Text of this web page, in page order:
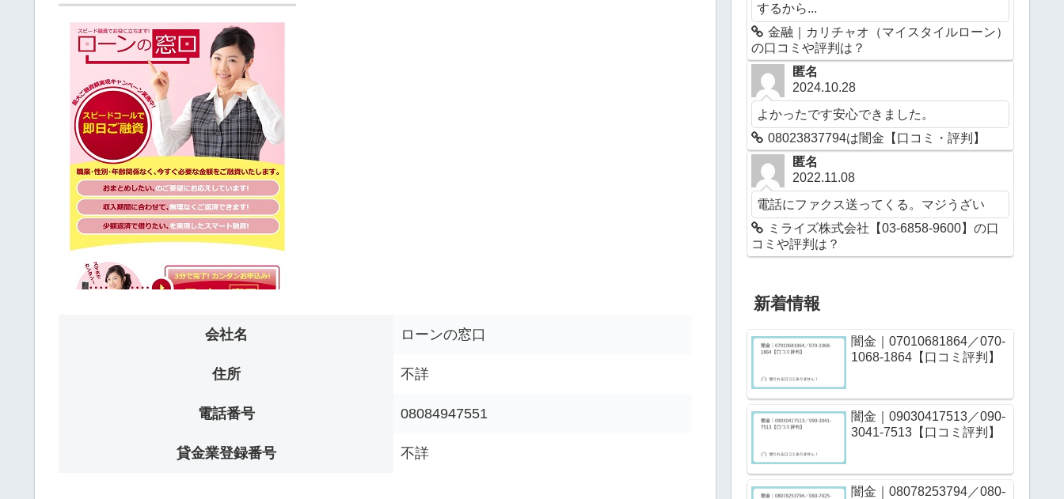
会社名 ローンの窓口
住所 不詳
電話番号 08084947551
貸金業登録番号 不詳
するから...
金融｜カリチャオ（マイスタイルローン）
の口コミや評判は？
匿名
2024.10.28
よかったです安心できました。
08023837794は闇金【口コミ・評判】
匿名
2022.11.08
電話にファクス送ってくる。マジうざい
ミライズ株式会社【03-6858-9600】の口
コミや評判は？
新着情報
闇金｜07010681864／070-
1068-1864【口コミ評判】
闇金｜09030417513／090-
3041-7513【口コミ評判】
闇金｜08078253794／080-